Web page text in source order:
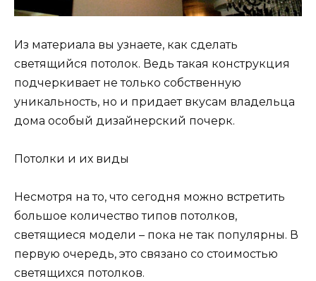
Из материала вы узнаете, как сделать
светящийся потолок. Ведь такая конструкция
подчеркивает не только собственную
уникальность, но и придает вкусам владельца
дома особый дизайнерский почерк.
Потолки и их виды
Несмотря на то, что сегодня можно встретить
большое количество типов потолков,
светящиеся модели – пока не так популярны. В
первую очередь, это связано со стоимостью
светящихся потолков.